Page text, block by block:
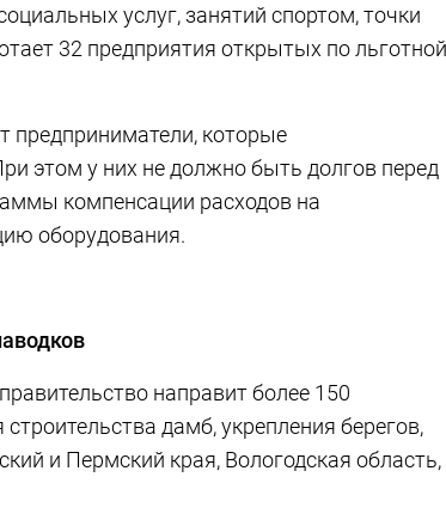
услуг, занятий спортом, точки
32 предприятия открытых по льготной
предприниматели, которые
этом у них не должно быть долгов перед
компенсации расходов на
оборудования.
направит более 150
дамб, укрепления берегов,
и Пермский края, Вологодская область,